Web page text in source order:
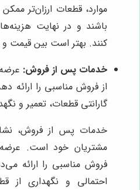
موارد، قطعات ارزان‌تر
باشند و در نهایت
کنند. بهتر است بین قیمت و
خدمات پس از فروش:
از فروش مناسبی را ارائه
گارانتی قطعات، تعمیر و
خدمات پس از فروش،
مشتریان خود است.
فروش مناسبی را ارائه
احتمالی و نگهداری از